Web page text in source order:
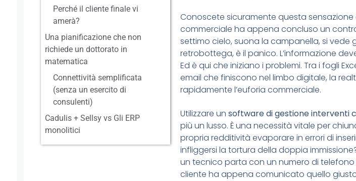
Perché il cliente finale vi
amerà?
Una pianificazione che non
richiede un dottorato in
matematica
Connettività semplificata
(senza un esercito di
consulenti)
Cadulis + Sellsy vs Gli ERP
monolitici
Conoscete sicuramente questa sensazione
commerciale ha appena concluso un
settimo cielo, suona la campanella, si vede
retrobottega, è il panico. L’informazione
Ed è qui che iniziano i problemi. Tra i fogli
email che finiscono nel limbo digitale, la
rapidamente l’euforia commerciale.
Utilizzare unsoftware di gestione interventi
più un lusso. È una necessità vitale per
propria redditività evaporare in errori di
infliggersi la tortura della doppia
un tecnico parta con un numero di
cliente ha appena comunicato quello